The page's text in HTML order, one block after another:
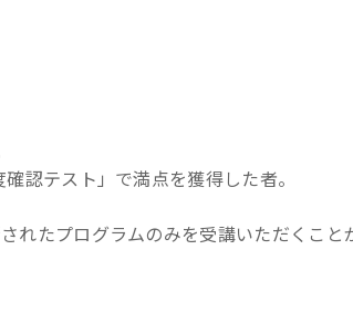
テスト」で満点を獲得した者。
れたプログラムのみを受講いただくこと